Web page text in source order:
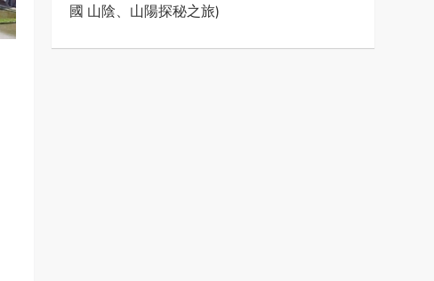
國 山陰、山陽探秘之旅)